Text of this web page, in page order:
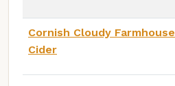
Cornish Cloudy Farmhouse
Cider